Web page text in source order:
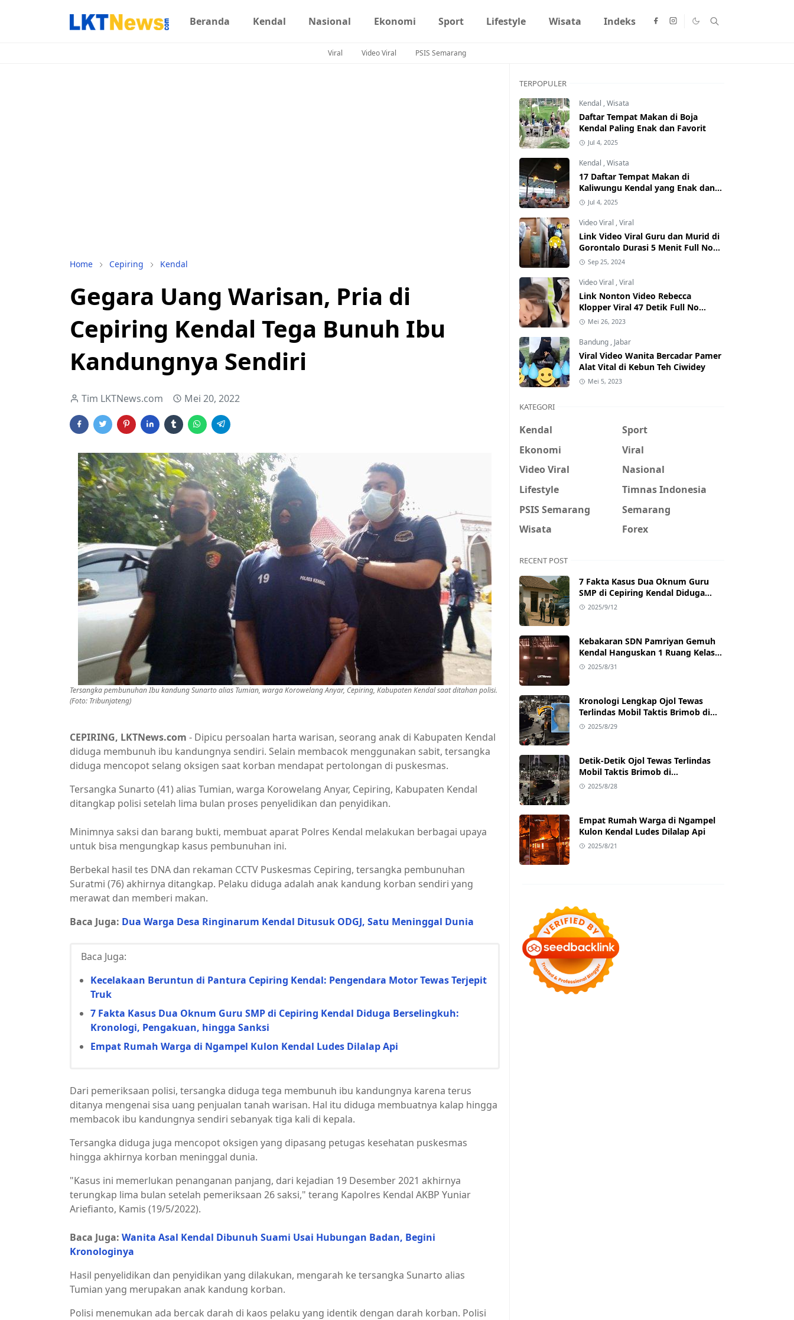
Beranda Kendal Nasional Ekonomi Sport Lifestyle Wisata Indeks
Viral Video Viral PSIS Semarang
Home Cepiring Kendal
Gegara Uang Warisan, Pria di
Cepiring Kendal Tega Bunuh Ibu
Kandungnya Sendiri
Tim LKTNews.com Mei 20, 2022
Tersangka pembunuhan Ibu kandung Sunarto alias Tumian, warga Korowelang Anyar, Cepiring, Kabupaten Kendal saat ditahan polisi.
(Foto: Tribunjateng)
CEPIRING, LKTNews.com - Dipicu persoalan harta warisan, seorang anak di Kabupaten Kendal
diduga membunuh ibu kandungnya sendiri. Selain membacok menggunakan sabit, tersangka
diduga mencopot selang oksigen saat korban mendapat pertolongan di puskesmas.
Tersangka Sunarto (41) alias Tumian, warga Korowelang Anyar, Cepiring, Kabupaten Kendal
ditangkap polisi setelah lima bulan proses penyelidikan dan penyidikan.
Minimnya saksi dan barang bukti, membuat aparat Polres Kendal melakukan berbagai upaya
untuk bisa mengungkap kasus pembunuhan ini.
Berbekal hasil tes DNA dan rekaman CCTV Puskesmas Cepiring, tersangka pembunuhan
Suratmi (76) akhirnya ditangkap. Pelaku diduga adalah anak kandung korban sendiri yang
merawat dan memberi makan.
Baca Juga: Dua Warga Desa Ringinarum Kendal Ditusuk ODGJ, Satu Meninggal Dunia
Baca Juga:
Kecelakaan Beruntun di Pantura Cepiring Kendal: Pengendara Motor Tewas Terjepit
Truk
7 Fakta Kasus Dua Oknum Guru SMP di Cepiring Kendal Diduga Berselingkuh:
Kronologi, Pengakuan, hingga Sanksi
Empat Rumah Warga di Ngampel Kulon Kendal Ludes Dilalap Api
Dari pemeriksaan polisi, tersangka diduga tega membunuh ibu kandungnya karena terus
ditanya mengenai sisa uang penjualan tanah warisan. Hal itu diduga membuatnya kalap hingga
membacok ibu kandungnya sendiri sebanyak tiga kali di kepala.
Tersangka diduga juga mencopot oksigen yang dipasang petugas kesehatan puskesmas
hingga akhirnya korban meninggal dunia.
"Kasus ini memerlukan penanganan panjang, dari kejadian 19 Desember 2021 akhirnya
terungkap lima bulan setelah pemeriksaan 26 saksi," terang Kapolres Kendal AKBP Yuniar
Ariefianto, Kamis (19/5/2022).
Baca Juga: Wanita Asal Kendal Dibunuh Suami Usai Hubungan Badan, Begini
Kronologinya
Hasil penyelidikan dan penyidikan yang dilakukan, mengarah ke tersangka Sunarto alias
Tumian yang merupakan anak kandung korban.
Polisi menemukan ada bercak darah di kaos pelaku yang identik dengan darah korban. Polisi
TERPOPULER
Kendal ,Wisata
Daftar Tempat Makan di Boja
Kendal Paling Enak dan Favorit
Jul 4, 2025
Kendal ,Wisata
17 Daftar Tempat Makan di
Kaliwungu Kendal yang Enak dan
Populer
Jul 4, 2025
Video Viral ,Viral
Link Video Viral Guru dan Murid di
Gorontalo Durasi 5 Menit Full No
Sensor Bertebaran di Internet,
Hati-Hati Phising!
Sep 25, 2024
Video Viral ,Viral
Link Nonton Video Rebecca
Klopper Viral 47 Detik Full No
Sensor Bertebaran di Internet,
Mei 26, 2023
Bandung , Jabar
Viral Video Wanita Bercadar Pamer
Alat Vital di Kebun Teh Ciwidey
Mei 5, 2023
KATEGORI
Kendal
Sport
Ekonomi
Viral
Video Viral
Nasional
Lifestyle
Timnas Indonesia
PSIS Semarang
Semarang
Wisata
Forex
RECENT POST
7 Fakta Kasus Dua Oknum Guru
SMP di Cepiring Kendal Diduga
Berselingkuh: Kronologi,
2025/9/12
Kebakaran SDN Pamriyan Gemuh
Kendal Hanguskan 1 Ruang Kelas
dan Toilet
2025/8/31
Kronologi Lengkap Ojol Tewas
Terlindas Mobil Taktis Brimob di
Pejompongan, Ternyata Sedang
2025/8/29
Detik-Detik Ojol Tewas Terlindas
Mobil Taktis Brimob di
Pejompongan, Viral di Medsos
2025/8/28
Empat Rumah Warga di Ngampel
Kulon Kendal Ludes Dilalap Api
2025/8/21